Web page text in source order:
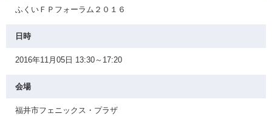
ふくいＦＰフォーラム２０１６
日時
2016年11月05日 13:30～17:20
会場
福井市フェニックス・プラザ